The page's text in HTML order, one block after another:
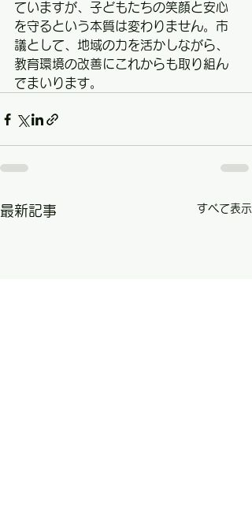
ていますが、子どもたちの笑顔と安心
を守るという本質は変わりません。市
議として、地域の力を活かしながら、
教育環境の改善にこれからも取り組ん
でまいります。
最新記事 すべて表示